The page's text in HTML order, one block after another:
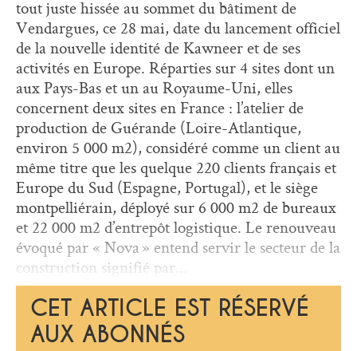
tout juste hissée au sommet du bâtiment de
Vendargues, ce 28 mai, date du lancement officiel
de la nouvelle identité de Kawneer et de ses
activités en Europe. Réparties sur 4 sites dont un
aux Pays-Bas et un au Royaume-Uni, elles
concernent deux sites en France : l’atelier de
production de Guérande (Loire-Atlantique,
environ 5 000 m2), considéré comme un client au
même titre que les quelque 220 clients français et
Europe du Sud (Espagne, Portugal), et le siège
montpelliérain, déployé sur 6 000 m2 de bureaux
et 22 000 m2 d’entrepôt logistique. Le renouveau
évoqué par « Nova » entend servir le secteur de la
construction signifié par...
CET ARTICLE EST RÉSERVÉ
AUX ABONNÉS